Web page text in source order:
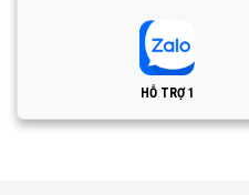
HỖ TRỢ 1